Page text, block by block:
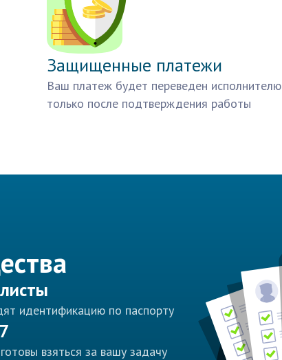
Защищенные платежи
Ваш платеж будет переведен исполнителю
только после подтверждения работы
идентификацию по паспорту
взяться за вашу задачу